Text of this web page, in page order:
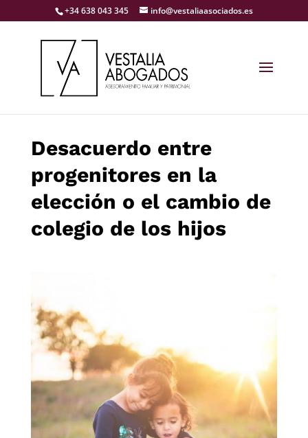
+34 638 043 345 info@vestaliaasociados.es
Desacuerdo entre
progenitores en la
elección o el cambio de
colegio de los hijos